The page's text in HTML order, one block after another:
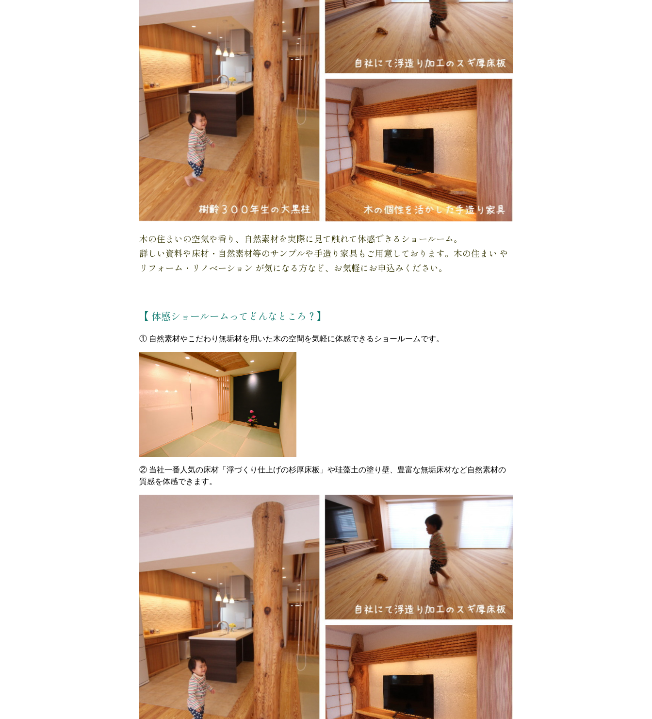
木の住まいの空気や香り、自然素材を実際に見て触れて体感できるショールーム。
詳しい資料や床材・自然素材等のサンプルや手造り家具 もご用意しております。 木の住まい や
リフォーム・リノベーション が気になる方など、 お気軽にお申込みください。
【 体感ショールームってどんなところ？】
① 自然素材やこだわり無垢材を用いた木の空間を気軽に体感できるショールームです。
② 当社一番人気の床材「浮づくり仕上げの杉厚床板」や珪藻土の塗り壁、豊富な無垢床材など自然素材の
質感を体感できます。